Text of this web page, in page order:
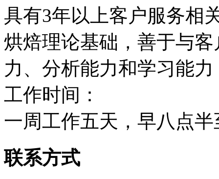
具有3年以上客户服务相
烘焙理论基础，善于与
力、分析能力和学习能
工作时间：
一周工作五天，早八点
联系方式